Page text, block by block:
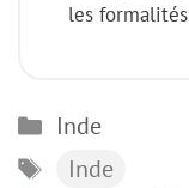
les
Catégories
Inde
Étiquettes
Inde